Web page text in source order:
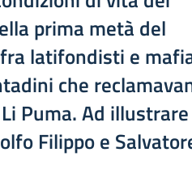
prima metà del
latifondisti e
che
Puma. Ad
Filippo e